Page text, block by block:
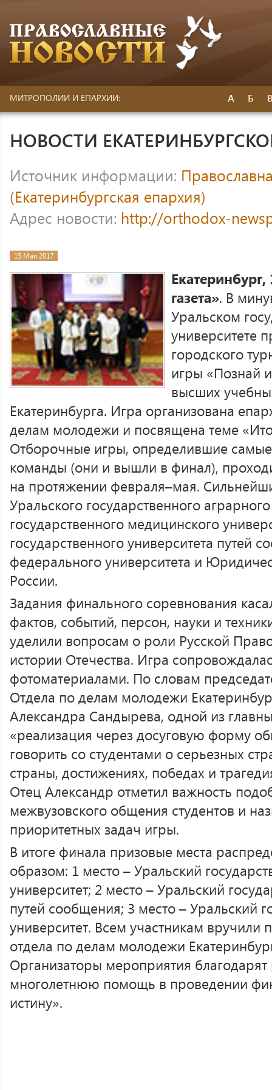
МИТРОПОЛИИ И ЕПАРХИИ: А Б
НОВОСТИ
Источник информации:
(Екатеринбургская епархия)
Адрес новости: http://orthodox-
15 Мая 2017
газета». В
Уральском
университете
городского
игры «Познай
высших
Екатеринбурга. Игра организована
делам молодежи и посвящена теме
Отборочные игры, определившие самые
команды (они и вышли в финал),
на протяжении февраля–мая.
Уральского государственного
государственного медицинского
государственного университета путей
федерального университета и
России.
Задания финального соревнования
фактов, событий, персон, науки и
уделили вопросам о роли Русской
истории Отечества. Игра
фотоматериалами. По словам
Отдела по делам молодежи
Александра Сандырева, одной из
«реализация через досуговую форму
говорить со студентами о серьезных
страны, достижениях, победах и
Отец Александр отметил важность
межвузовского общения студентов и
приоритетных задач игры.
В итоге финала призовые места
образом: 1 место – Уральский
университет; 2 место – Уральский
путей сообщения; 3 место – Уральский
университет. Всем участникам
отдела по делам молодежи
Организаторы мероприятия
многолетнюю помощь в проведении
истину».